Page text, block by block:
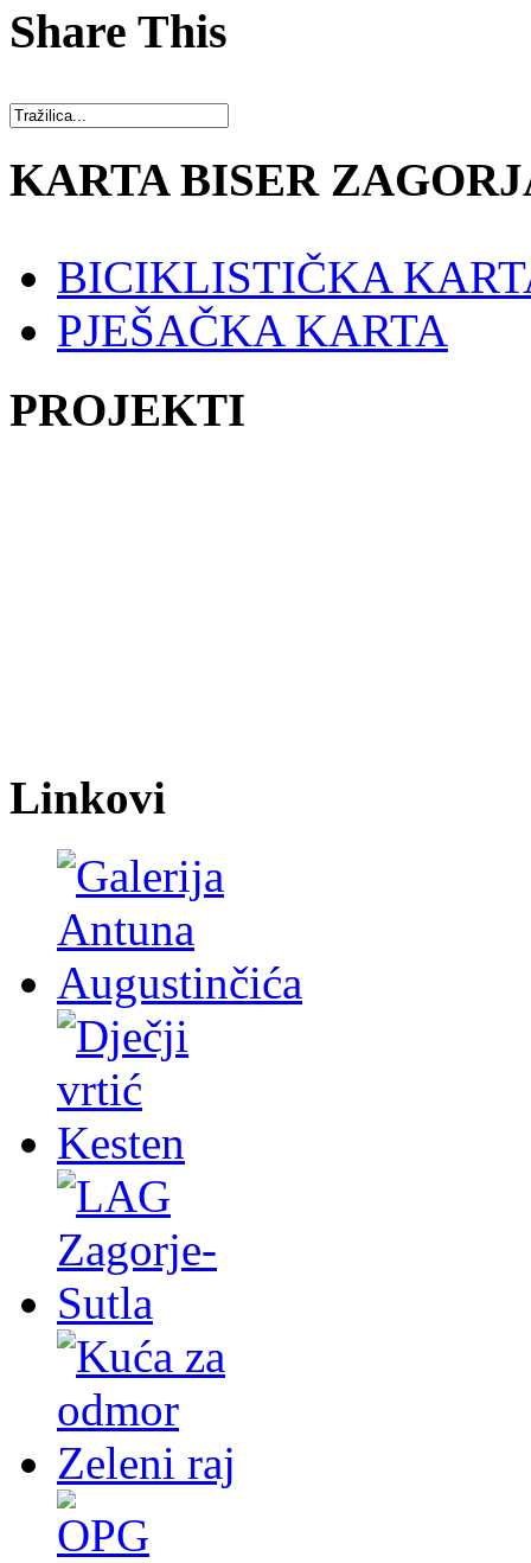
Share This
KARTA BISER
BICIKLISTIČKA
PJEŠAČKA KARTA
PROJEKTI
Linkovi